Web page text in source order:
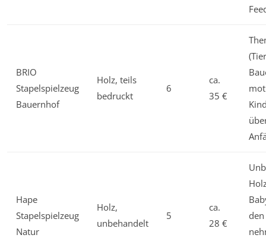
BRIO
Stapelspielzeug
Bauernhof
Holz, teils
bedruckt
6
ca.
35 €
Hape
Stapelspielzeug
Natur
Holz,
unbehandelt
5
ca.
28 €